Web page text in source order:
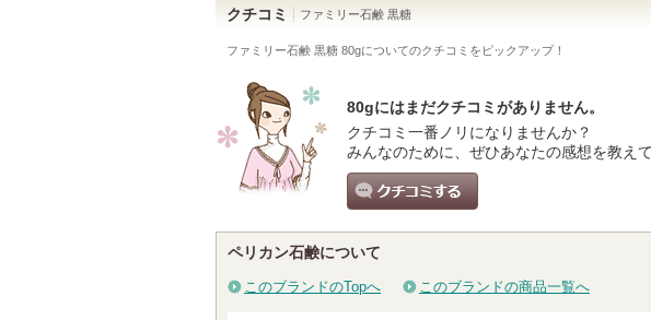
クチコミ ファミリー石鹸 黒糖
ファミリー石鹸 黒糖 80gについてのクチコミをピックアップ！
80gにはまだクチコミがありません。
クチコミ一番ノリになりませんか？
みんなのために、ぜひあなたの感想を教えて
ペリカン石鹸について
このブランドのTopへ このブランドの商品一覧へ